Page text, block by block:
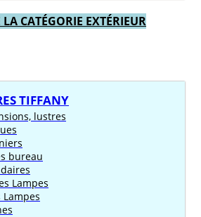
CATÉGORIE EXTÉRIEUR
TIFFANY
lustres
bureau
Lampes
Lampes